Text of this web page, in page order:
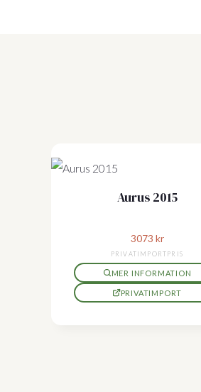
Aurus 2015
3073 kr
PRIVATIMPORTPRIS
MER INFORMATION
PRIVATIMPORT